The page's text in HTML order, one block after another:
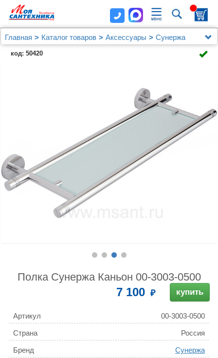
Главная Каталог товаров Аксессуары
Сунержа
Полка Сунержа Каньон 00-3003-0500
код: 50420
Полка Сунержа Каньон 00-3003-0500
7 100 купить
Артикул 00-3003-0500
Страна Россия
Бренд Сунержа